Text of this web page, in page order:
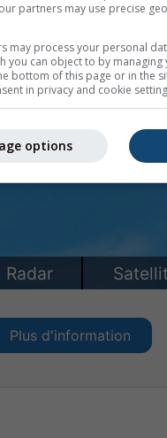
Plus d'information
partners may use precise
may process your personal
you can object to by
bottom of this page or in the
in privacy and cookie
options